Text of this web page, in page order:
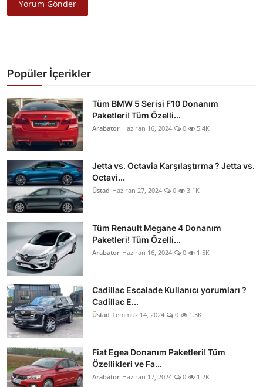
Yorum Gönder
Popüler İçerikler
Tüm BMW 5 Serisi F10 Donanım
Paketleri! Tüm Özelli...
Arabator Haziran 16, 2024 0 5.4K
Jetta vs. Octavia Karşılaştırma ? Jetta vs.
Octavi...
Üstad Haziran 27, 2024 0 3.1K
Tüm Renault Megane 4 Donanım
Paketleri! Tüm Özelli...
Arabator Haziran 16, 2024 0 1.5K
Cadillac Escalade Kullanıcı yorumları ?
Cadillac E...
Üstad Temmuz 14, 2024 0 1.3K
Fiat Egea Donanım Paketleri! Tüm
Özellikleri ve Fa...
Arabator Haziran 17, 2024 0 1.2K